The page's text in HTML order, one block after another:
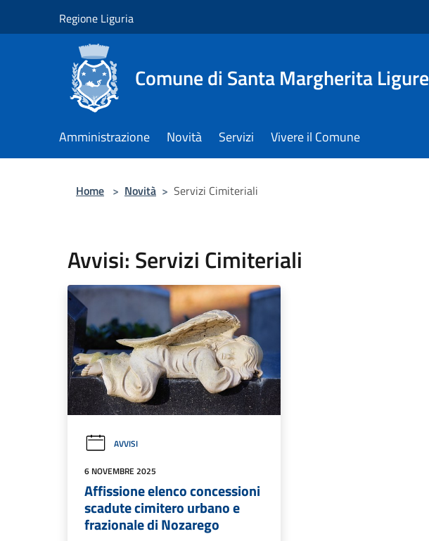
Regione Liguria
Comune di Santa Margherita Ligure
Amministrazione Novità Servizi Vivere il Comune
Home > Novità > Servizi Cimiteriali
Avvisi: Servizi Cimiteriali
AVVISI
6 NOVEMBRE 2025
Affissione elenco concessioni
scadute cimitero urbano e
frazionale di Nozarego